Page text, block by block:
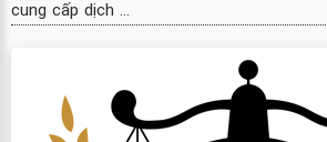
cung cấp dịch ...